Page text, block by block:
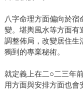
八字命理方面偏向於
變。堪輿風水等方面有
調整佈局，改變居住生
獨到的專業秘術。
就定義上在二○二三年
用方面與安排方面也